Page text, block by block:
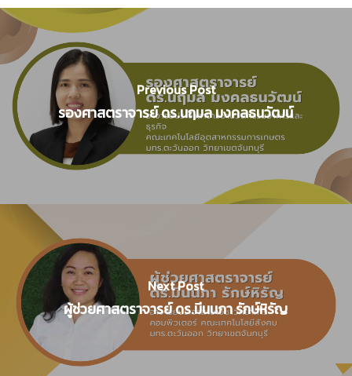
Previous Post
รองศาสตราจารย์ ดร.นฤมล มงคลธนวัฒน์
Next Post
ผู้ช่วยศาสตราจารย์ ดร.มีนนภา รักษ์หิรัญ